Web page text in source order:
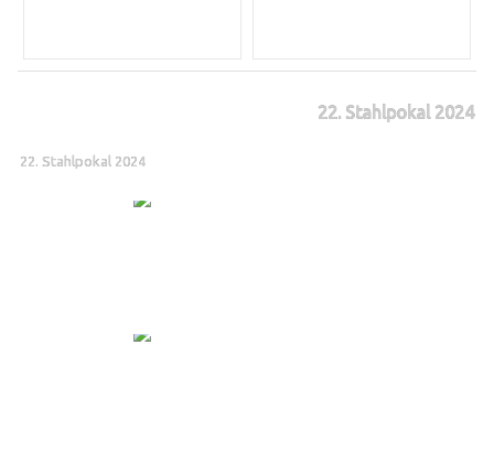
22. Stahlpokal 2024
22. Stahlpokal 2024